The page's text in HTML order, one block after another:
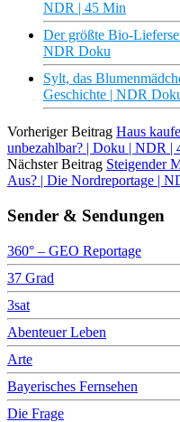
NDR | 45 Min
Der größte Bio-
NDR Doku
Sylt, das
Geschichte | NDR
Vorheriger Beitrag Haus
unbezahlbar? | Doku | NDR |
Nächster Beitrag Steigender
Aus? | Die Nordreportage |
Sender & Sendungen
360° – GEO Reportage
37 Grad
3sat
Abenteuer Leben
Arte
Bayerisches Fernsehen
Die Frage